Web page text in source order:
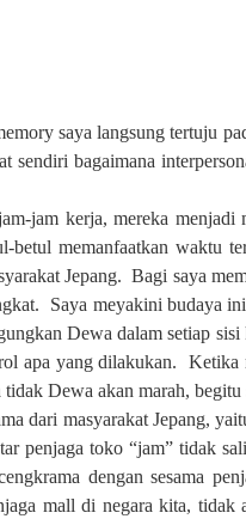
saya langsung tertuju
sendiri bagaimana
kerja, mereka menjadi
betul memanfaatkan waktu
Jepang. Bagi saya
Saya meyakini budaya
Dewa dalam setiap
apa yang dilakukan.
Ketika
Dewa akan marah, begitu
dari masyarakat Jepang,
penjaga toko “jam” tidak
dengan sesama
mall di negara kita, tidak